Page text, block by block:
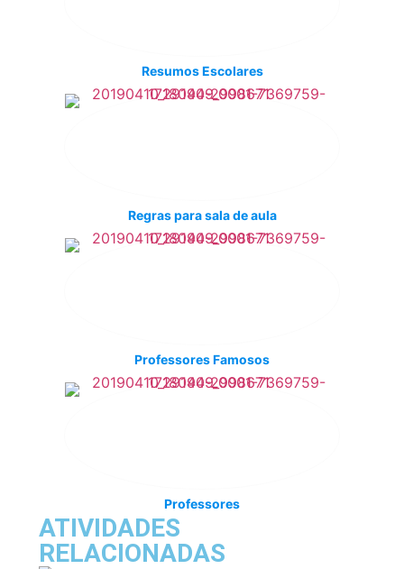
Resumos Escolares
Regras para sala de aula
Professores Famosos
Professores
ATIVIDADES
RELACIONADAS